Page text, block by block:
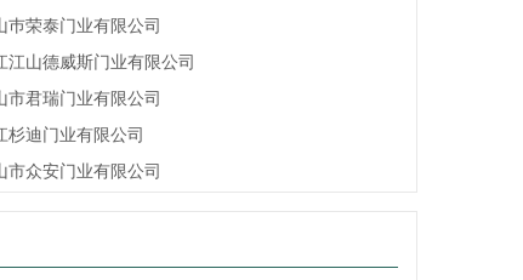
江山德威斯门业有限公司
市君瑞门业有限公司
杉迪门业有限公司
市众安门业有限公司
市幸福门业有限公司